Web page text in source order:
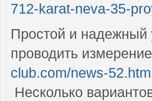
712-karat-neva-35-
Простой и надежный
проводить
club.com/news-52.htm
Несколько